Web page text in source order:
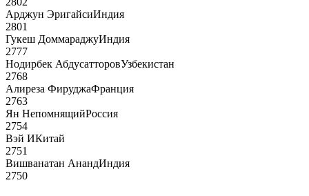
Арджун ЭригайсиИндия
2801
Гукеш ДоммараджуИндия
2777
Нодирбек АбдусатторовУзбекистан
2768
Алиреза ФируджаФранция
2763
Ян НепомнящийРоссия
2754
Вэй ИКитай
2751
Вишванатан АнандИндия
2750